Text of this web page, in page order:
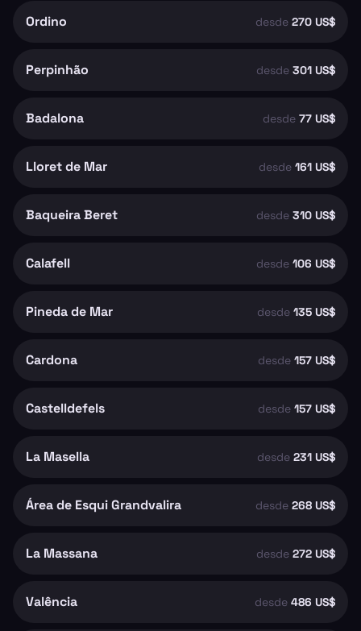
Ordino desde 270 US$
Perpinhão desde 301 US$
Badalona desde 77 US$
Lloret de Mar desde 161 US$
Baqueira Beret desde 310 US$
Calafell desde 106 US$
Pineda de Mar desde 135 US$
Cardona desde 157 US$
Castelldefels desde 157 US$
La Masella desde 231 US$
Área de Esqui Grandvalira desde 268 US$
La Massana desde 272 US$
Valência desde 486 US$